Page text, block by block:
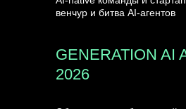
GENERATION AI
2026
венчур и битва AI-агентов